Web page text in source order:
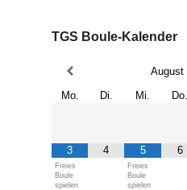
TGS Boule-Kalender
August
Mo.
Di. Mi. Do.
3
Freies
Boule
spielen
4 5
Freies
Boule
spielen
6